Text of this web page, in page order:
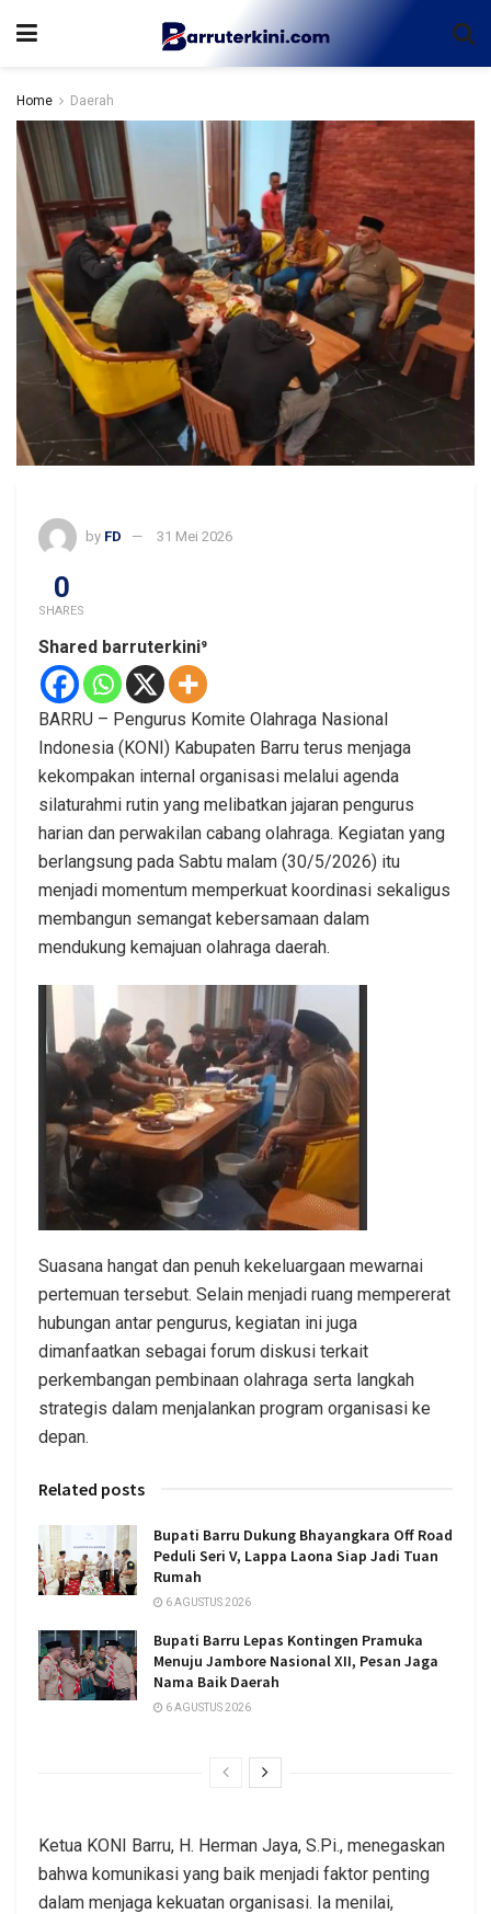
Home Daerah
by FD 31 Mei 2026
0
SHARES
Shared barruterkini⁹
BARRU – Pengurus Komite Olahraga Nasional
Indonesia (KONI) Kabupaten Barru terus menjaga
kekompakan internal organisasi melalui agenda
silaturahmi rutin yang melibatkan jajaran pengurus
harian dan perwakilan cabang olahraga. Kegiatan yang
berlangsung pada Sabtu malam (30/5/2026) itu
menjadi momentum memperkuat koordinasi sekaligus
membangun semangat kebersamaan dalam
mendukung kemajuan olahraga daerah.
Suasana hangat dan penuh kekeluargaan mewarnai
pertemuan tersebut. Selain menjadi ruang mempererat
hubungan antar pengurus, kegiatan ini juga
dimanfaatkan sebagai forum diskusi terkait
perkembangan pembinaan olahraga serta langkah
strategis dalam menjalankan program organisasi ke
depan.
Related posts
Bupati Barru Dukung Bhayangkara Off Road
Peduli Seri V, Lappa Laona Siap Jadi Tuan
Rumah
6 AGUSTUS 2026
Bupati Barru Lepas Kontingen Pramuka
Menuju Jambore Nasional XII, Pesan Jaga
Nama Baik Daerah
6 AGUSTUS 2026
Ketua KONI Barru, H. Herman Jaya, S.Pi., menegaskan
bahwa komunikasi yang baik menjadi faktor penting
dalam menjaga kekuatan organisasi. Ia menilai,